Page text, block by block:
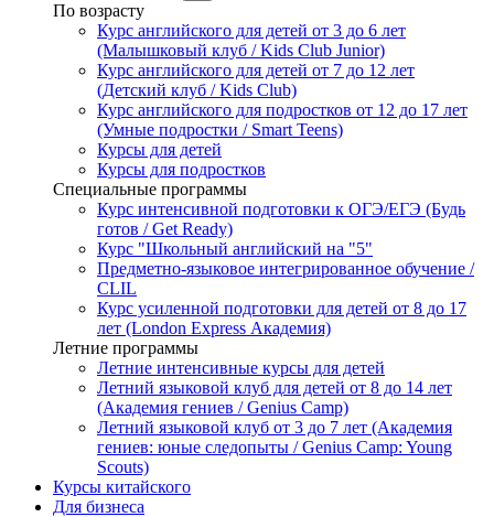
По возрасту
Курс английского для детей от 3 до 6 лет
(Малышковый клуб / Kids Club Junior)
Курс английского для детей от 7 до 12 лет
(Детский клуб / Kids Club)
Курс английского для подростков от 12 до 17 лет
(Умные подростки / Smart Teens)
Курсы для детей
Курсы для подростков
Специальные программы
Курс интенсивной подготовки к ОГЭ/ЕГЭ (Будь
готов / Get Ready)
Курс "Школьный английский на "5"
Предметно-языковое интегрированное обучение /
CLIL
Курс усиленной подготовки для детей от 8 до 17
лет (London Express Академия)
Летние программы
Летние интенсивные курсы для детей
Летний языковой клуб для детей от 8 до 14 лет
(Академия гениев / Genius Camp)
Летний языковой клуб от 3 до 7 лет (Академия
гениев: юные следопыты / Genius Camp: Young
Scouts)
Курсы китайского
Для бизнеса